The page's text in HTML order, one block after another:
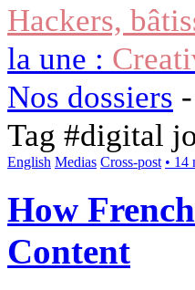
Hackers,
la une :
Nos dossiers -
Tag #digital
English Medias Cross-post • 14
How
Content